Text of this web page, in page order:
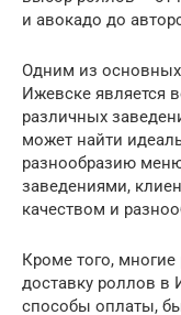
и авокадо до
Одним из
Ижевске является
различных
может найти
разнообразию
заведениями,
качеством и
Кроме того,
доставку роллов в
способы оплаты,